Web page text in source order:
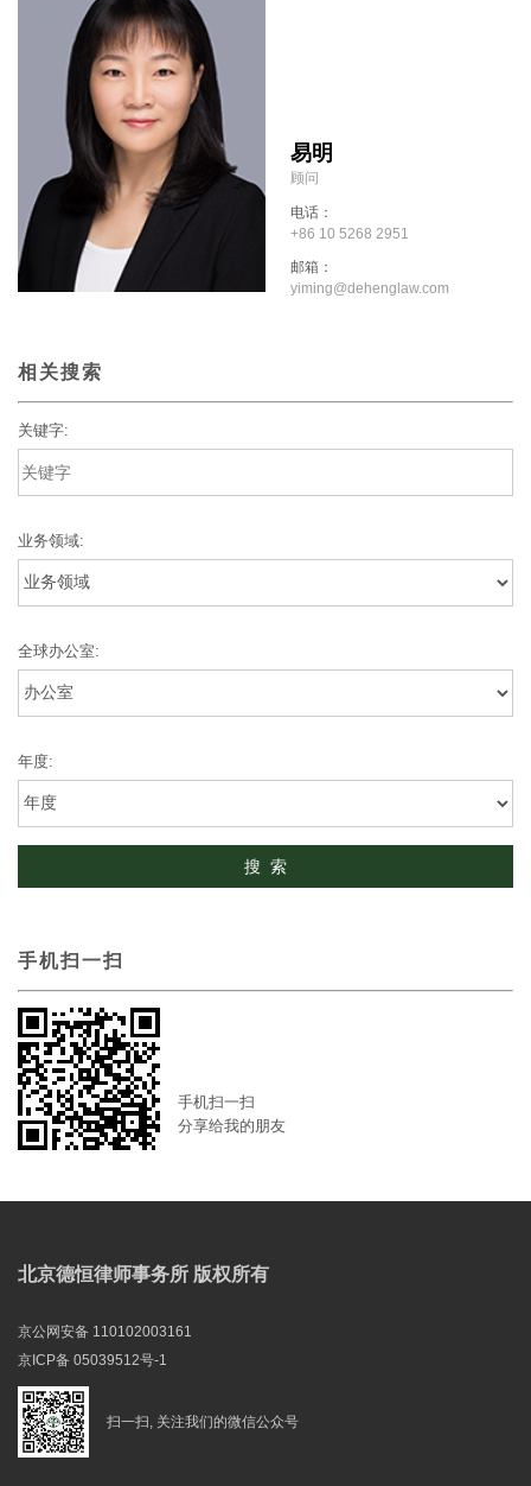
易明
顾问
电话：
+86 10 5268 2951
邮箱：
yiming@dehenglaw.com
相关搜索
关键字:
业务领域:
全球办公室:
年度:
手机扫一扫
手机扫一扫
分享给我的朋友
北京德恒律师事务所 版权所有
京公网安备 110102003161
京ICP备 05039512号-1
扫一扫, 关注我们的微信公众号